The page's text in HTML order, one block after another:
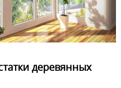
деревянных